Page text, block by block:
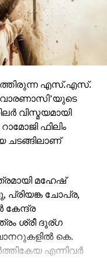
: പ്രതീഷ് ശേഖർ.
എസ്.എസ്.
വിസ്മയമായി
ഫിലിം
ചടങ്ങിലാണ്
മഹേഷ്
ചോപ്ര,
ശ്രീ ദുര്ഗ
കെ.
എന്നിവര്‍